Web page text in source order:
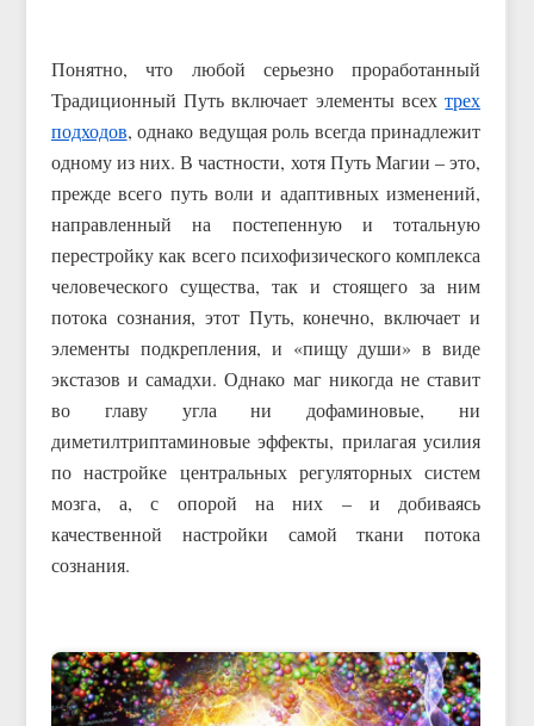
Понятно, что любой серьезно проработанный
Традиционный Путь включает элементы всехтрех
подходов, однако ведущая роль всегда принадлежит
одному из них. В частности, хотя Путь Магии – это,
прежде всего путь воли и адаптивных изменений,
направленный на постепенную и тотальную
перестройку как всего психофизического комплекса
человеческого существа, так и стоящего за ним
потока сознания, этот Путь, конечно, включает и
элементы подкрепления, и «пищу души» в виде
экстазов и самадхи. Однако маг никогда не ставит
во главу угла ни дофаминовые, ни
диметилтриптаминовые эффекты, прилагая усилия
по настройке центральных регуляторных систем
мозга, а, с опорой на них – и добиваясь
качественной настройки самой ткани потока
сознания.